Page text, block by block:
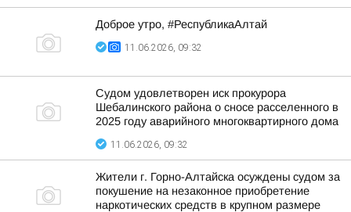
Доброе утро, #РеспубликаАлтай
11.06.2026, 09:32
Судом удовлетворен иск прокурора
Шебалинского района о сносе расселенного в
2025 году аварийного многоквартирного дома
11.06.2026, 09:32
Жители г. Горно-Алтайска осуждены судом за
покушение на незаконное приобретение
наркотических средств в крупном размере